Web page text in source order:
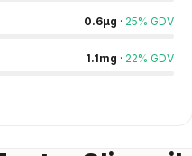
0.6µg · 25% GDV
1.1mg · 22% GDV